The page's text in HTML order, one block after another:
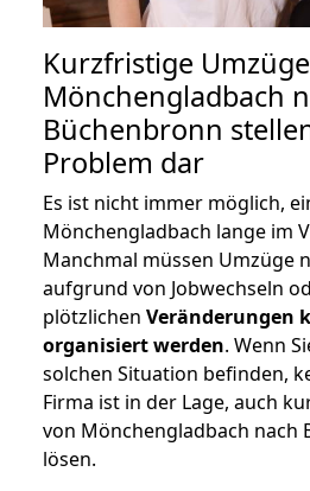
Kurzfristige
Mönchengladbach
Büchenbronn
Problem dar
Es ist nicht immer möglich,
Mönchengladbach lange im
Manchmal müssen Umzüge
aufgrund von Jobwechseln
plötzlichen Veränderungen
organisiert werden. Wenn
solchen Situation befinden,
Firma ist in der Lage, auch
von Mönchengladbach nach
lösen.